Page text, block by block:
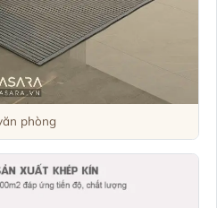
phòng